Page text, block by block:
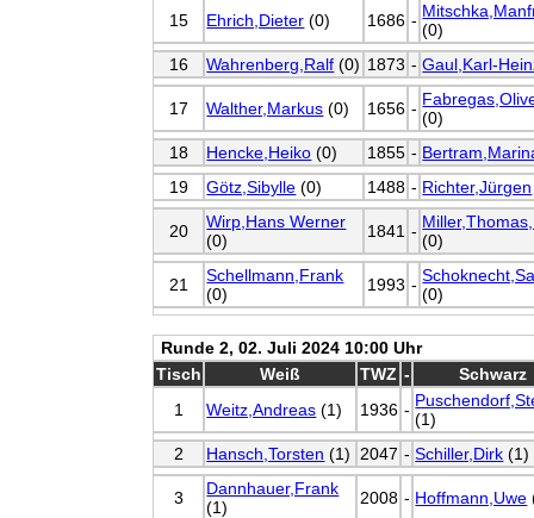
15 Ehrich,Dieter (0) 1686 - (0)
16
Wahrenberg,Ralf (0) 1873 - Gaul,Karl-
17 Walther,Markus (0) 1656 - (0)
18
Hencke,Heiko (0) 1855 -
19
Götz,Sibylle (0) 1488 - Richter,Jürgen
20
Wirp,Hans Werner
(0)
1841 - (0)
21
Schellmann,Frank
(0)
1993 - (0)
Runde 2, 02. Juli 2024 10:00 Uhr
Tisch
Weiß TWZ -
Schwarz
1
Weitz,Andreas (1) 1936 - (1)
2
Hansch,Torsten (1) 2047 - Schiller,Dirk (1)
3
Dannhauer,Frank
(1)
2008 - Hoffmann,Uwe